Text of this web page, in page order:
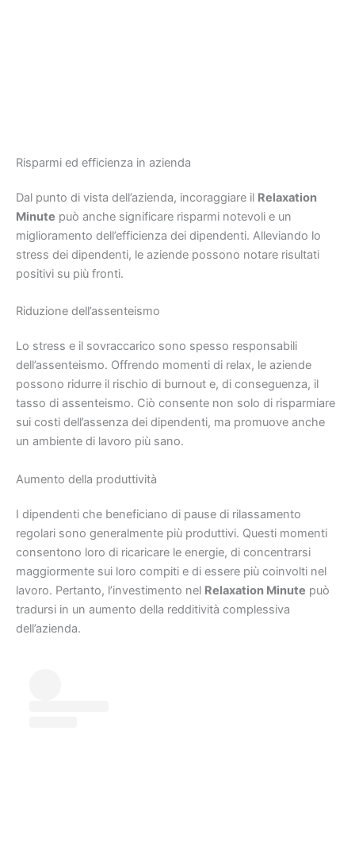
Risparmi ed efficienza in azienda
Dal punto di vista dell’azienda, incoraggiare il Relaxation
Minute può anche significare risparmi notevoli e un
miglioramento dell’efficienza dei dipendenti. Alleviando lo
stress dei dipendenti, le aziende possono notare risultati
positivi su più fronti.
Riduzione dell’assenteismo
Lo stress e il sovraccarico sono spesso responsabili
dell’assenteismo. Offrendo momenti di relax, le aziende
possono ridurre il rischio di burnout e, di conseguenza, il
tasso di assenteismo. Ciò consente non solo di risparmiare
sui costi dell’assenza dei dipendenti, ma promuove anche
un ambiente di lavoro più sano.
Aumento della produttività
I dipendenti che beneficiano di pause di rilassamento
regolari sono generalmente più produttivi. Questi momenti
consentono loro di ricaricare le energie, di concentrarsi
maggiormente sui loro compiti e di essere più coinvolti nel
lavoro. Pertanto, l’investimento nel Relaxation Minute può
tradursi in un aumento della redditività complessiva
dell’azienda.